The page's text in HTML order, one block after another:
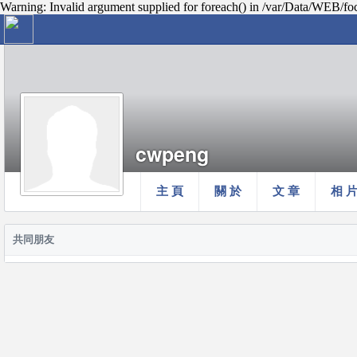
Warning: Invalid argument supplied for foreach() in /var/Data/WEB/
主 頁 關 於 文 章 相 片
cwpeng
共同朋友